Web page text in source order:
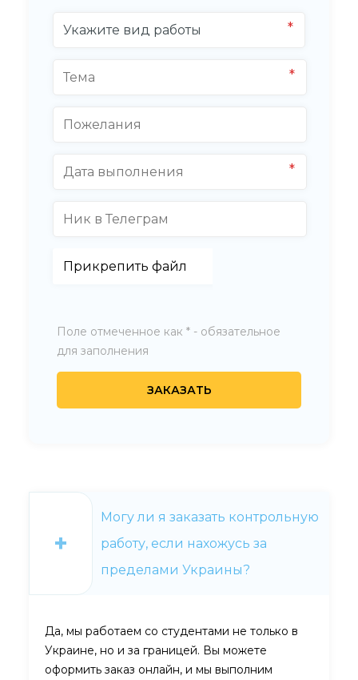
Поле отмеченное как * - обязательное
для заполнения
Могу ли я заказать контрольную
работу, если нахожусь за
пределами Украины?
Да, мы работаем со студентами не только в
Украине, но и за границей. Вы можете
оформить заказ онлайн, и мы выполним